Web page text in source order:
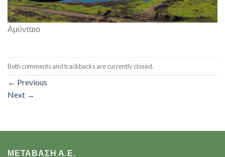
Αμύνταιο
Both comments and trackbacks are currently closed.
← Previous
Next →
ΜΕΤΑΒΑΣΗ Α.Ε.